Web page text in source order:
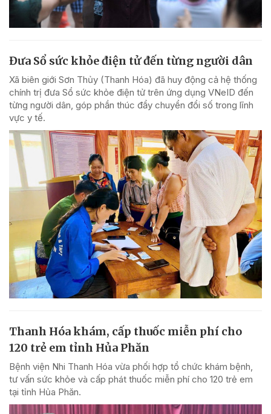
Đưa Sổ sức khỏe điện tử đến từng người dân
Xã biên giới Sơn Thủy (Thanh Hóa) đã huy động cả hệ thống
chính trị đưa Sổ sức khỏe điện tử trên ứng dụng VNeID đến
từng người dân, góp phần thúc đẩy chuyển đổi số trong lĩnh
vực y tế.
Thanh Hóa khám, cấp thuốc miễn phí cho
120 trẻ em tỉnh Hủa Phăn
Bệnh viện Nhi Thanh Hóa vừa phối hợp tổ chức khám bệnh,
tư vấn sức khỏe và cấp phát thuốc miễn phí cho 120 trẻ em
tại tỉnh Hủa Phăn.